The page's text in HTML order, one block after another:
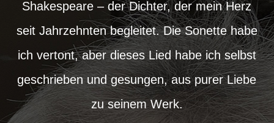
Shakespeare – der Dichter, der mein Herz
seit Jahrzehnten begleitet. Die Sonette habe
ich vertont, aber dieses Lied habe ich selbst
geschrieben und gesungen, aus purer Liebe
zu seinem Werk.